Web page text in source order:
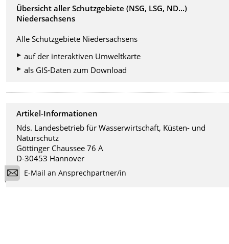
Übersicht aller Schutzgebiete (NSG, LSG, ND...)
Niedersachsens
Alle Schutzgebiete Niedersachsens
auf der interaktiven Umweltkarte
als GIS-Daten zum Download
Artikel-Informationen
Nds. Landesbetrieb für Wasserwirtschaft, Küsten- und
Naturschutz
Göttinger Chaussee 76 A
D-30453 Hannover
E-Mail an Ansprechpartner/in